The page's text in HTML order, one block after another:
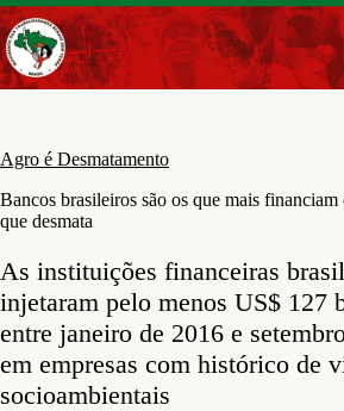
Pular
para
o
conteúdo
Agro é Desmatamento
Bancos brasileiros são os que mais
que desmata
As instituições financeiras
injetaram pelo menos US$ 127
entre janeiro de 2016 e
em empresas com histórico de
socioambientais